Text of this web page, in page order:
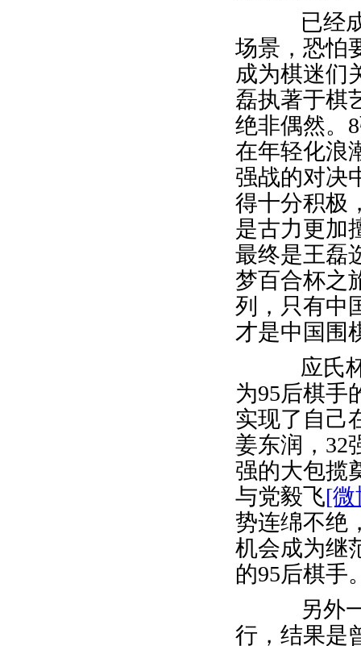
已经成
场景，恐怕
成为棋迷们
磊执著于棋
绝非偶然。
在年轻化浪
强战的对决
得十分积极
是古力更加
最终是王磊
梦百合杯之
列，只有中
才是中国围
应氏杯
为95后棋手
实现了自己
姜东润，32
强的大包揽
与党毅飞[
势连绵不绝
机会成为继
的95后棋手
另外一
行，结果是